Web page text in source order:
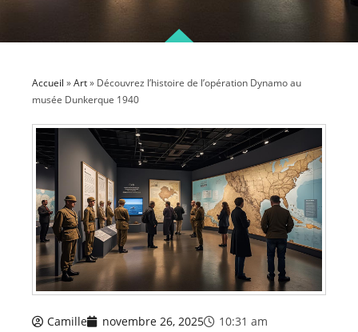
Accueil »Art» Découvrez l’histoire de l’opération Dynamo au
musée Dunkerque 1940
Camille novembre 26, 2025
10:31 am